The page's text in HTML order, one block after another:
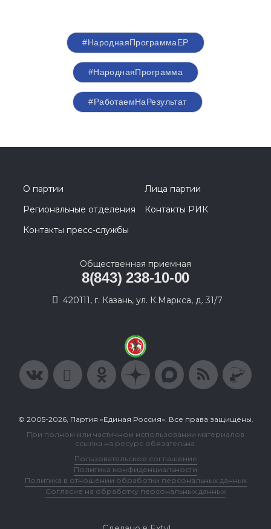
#НароднаяПрограммаЕР
#НароднаяПрограмма
#РаботаемНаРезультат
О партии
Лица партии
Региональные отделения
Контакты РИК
Контакты пресс-службы
Общественная приемная
8(843) 238-10-00
420111, г. Казань, ул. К.Маркса, д. 31/7
© 2005-2026, Партия «Единая Россия». Все права защищены.
При полном или частичном использовании материалов
ссылка на ресурс обязательна.
Пользовательское соглашение
Политика конфиденциальности
Политика в отношении обработки персональных данных
Согласие на обработку персональных данных